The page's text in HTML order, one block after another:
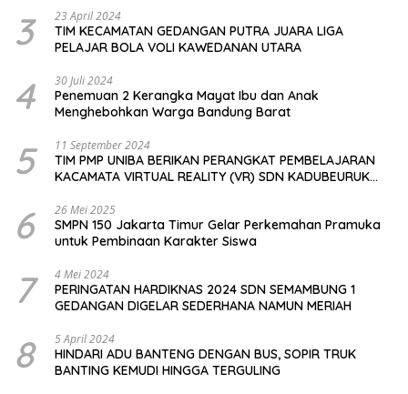
3 23 April 2024
TIM KECAMATAN GEDANGAN PUTRA JUARA LIGA
PELAJAR BOLA VOLI KAWEDANAN UTARA
4 30 Juli 2024
Penemuan 2 Kerangka Mayat Ibu dan Anak
Menghebohkan Warga Bandung Barat
5 11 September 2024
TIM PMP UNIBA BERIKAN PERANGKAT PEMBELAJARAN
KACAMATA VIRTUAL REALITY (VR) SDN KADUBEURUK
6 26 Mei 2025
SMPN 150 Jakarta Timur Gelar Perkemahan Pramuka
untuk Pembinaan Karakter Siswa
7 4 Mei 2024
PERINGATAN HARDIKNAS 2024 SDN SEMAMBUNG 1
GEDANGAN DIGELAR SEDERHANA NAMUN MERIAH
8 5 April 2024
HINDARI ADU BANTENG DENGAN BUS, SOPIR TRUK
BANTING KEMUDI HINGGA TERGULING